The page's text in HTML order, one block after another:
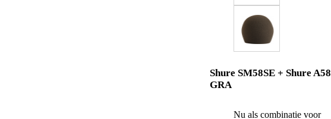
Shure SM58SE + Shure
GRA
Nu als combinatie voor